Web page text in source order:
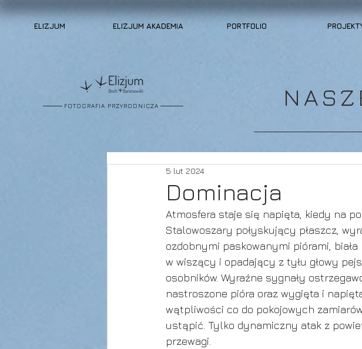
ELIZJUM ELIZJUM AKADEMIA PORTFOLIO
FOTOGRAFIA PRZYRODNICZA
Dominacja
5 lut 2024
Atmosfera staje się napięta, kiedy na
Stalowoszary połyskujący płaszcz,
ozdobnymi paskowanymi piórami,
w wiszący i opadający z tyłu głowy
osobników. Wyraźne sygnały
nastroszone pióra oraz wygięta i
wątpliwości co do pokojowych
ustąpić. Tylko dynamiczny atak z
przewagi.